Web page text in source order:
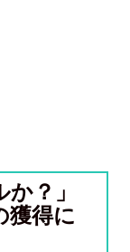
？」
獲得に